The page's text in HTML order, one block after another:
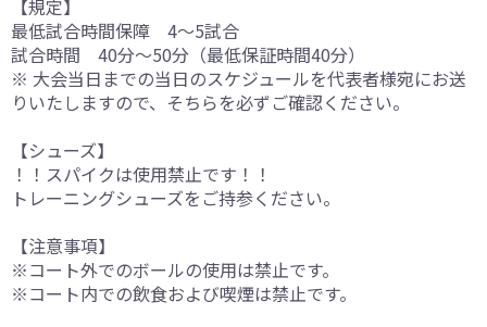
【規定】
最低試合時間保障 4～5試合
試合時間 40分～50分（最低保証時間40分）
※ 大会当日までの当日のスケジュールを代表者様宛にお送
りいたしますので、そちらを必ずご確認ください。
【シューズ】
！！スパイクは使用禁止です！！
トレーニングシューズをご持参ください。
【注意事項】
※コート外でのボールの使用は禁止です。
※コート内での飲食および喫煙は禁止です。